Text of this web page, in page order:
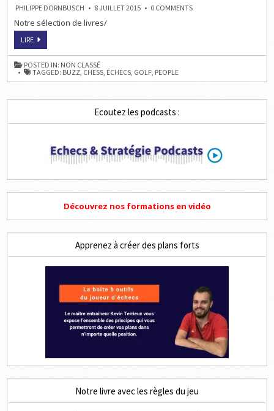
PHILIPPE DORNBUSCH 8 JUILLET 2015 0 COMMENTSON
Notre sélection de livres/
LIREQUESTION
SUR
LES
ÉCHECS
POSTED IN: NON CLASSÉ
TAGGED: BUZZ CHESS ÉCHECS GOLF PEOPLE
Ecoutez les podcasts :
Découvrez nos formations en vidéo
Apprenez à créer des plans forts
Notre livre avec les règles du jeu